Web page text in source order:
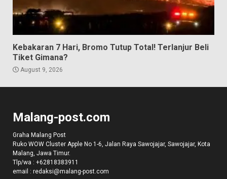
Kebakaran 7 Hari, Bromo Tutup Total! Terlanjur Beli
Tiket Gimana?
August 9, 2026
Malang-post.com
Graha Malang Post
Ruko WOW Cluster Apple No 1-6, Jalan Raya Sawojajar, Sawojajar, Kota
Malang, Jawa Timur.
Tlp/wa : +62818383911
email : redaksi@malang-post.com